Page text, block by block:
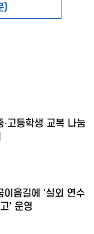
)
·고등학생 교복 나눔
이음길에 '실외 연수
' 운영